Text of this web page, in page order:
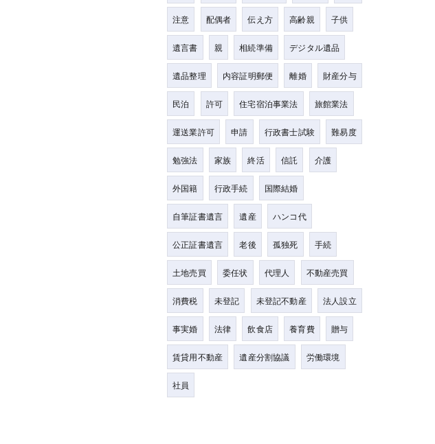
注意 配偶者 伝え方 高齢親 子供
遺言書 親 相続準備 デジタル遺品
遺品整理 内容証明郵便 離婚 財産分与
民泊 許可 住宅宿泊事業法 旅館業法
運送業許可 申請 行政書士試験 難易度
勉強法 家族 終活 信託 介護
外国籍 行政手続 国際結婚
自筆証書遺言 遺産 ハンコ代
公正証書遺言 老後 孤独死 手続
土地売買 委任状 代理人 不動産売買
消費税 未登記 未登記不動産 法人設立
事実婚 法律 飲食店 養育費 贈与
賃貸用不動産 遺産分割協議 労働環境
社員